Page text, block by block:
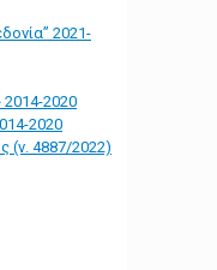
2021-
2014-2020
2020
(ν. 4887/2022)